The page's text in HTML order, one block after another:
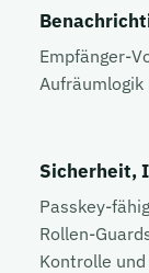
Empfänger-
Sicherheit,
Passkey-
Rollen-
Kontrolle